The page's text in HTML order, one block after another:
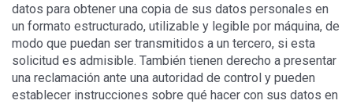
datos para obtener una copia de sus datos personales en
un formato estructurado, utilizable y legible por máquina, de
modo que puedan ser transmitidos a un tercero, si esta
solicitud es admisible. También tienen derecho a presentar
una reclamación ante una autoridad de control y pueden
establecer instrucciones sobre qué hacer con sus datos en